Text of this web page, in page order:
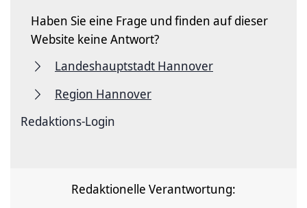
Haben Sie eine Frage und finden auf dieser
Website keine Antwort?
Landeshauptstadt Hannover
Region Hannover
Redaktions-Login
Redaktionelle Verantwortung: